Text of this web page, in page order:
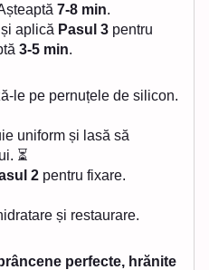
7-8 min.
aplică Pasul 3 pentru
3-5 min.
le pe pernuțele de silicon.
uniform și lasă să
⏳
2 pentru fixare.
și restaurare.
perfecte, hrănite